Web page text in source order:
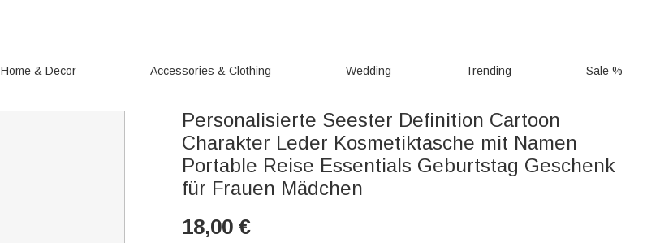
Home & Decor Accessories & Clothing Wedding Trending Sale %
Personalisierte Seester Definition Cartoon
Charakter Leder Kosmetiktasche mit Namen
Portable Reise Essentials Geburtstag Geschenk
für Frauen Mädchen
18,00 €